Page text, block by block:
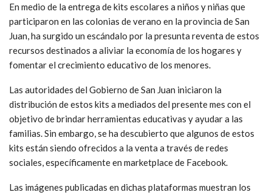
En medio de la entrega de kits escolares a niños y niñas que
participaron en las colonias de verano en la provincia de San
Juan, ha surgido un escándalo por la presunta reventa de estos
recursos destinados a aliviar la economía de los hogares y
fomentar el crecimiento educativo de los menores.
Las autoridades del Gobierno de San Juan iniciaron la
distribución de estos kits a mediados del presente mes con el
objetivo de brindar herramientas educativas y ayudar a las
familias. Sin embargo, se ha descubierto que algunos de estos
kits están siendo ofrecidos a la venta a través de redes
sociales, específicamente en marketplace de Facebook.
Las imágenes publicadas en dichas plataformas muestran los